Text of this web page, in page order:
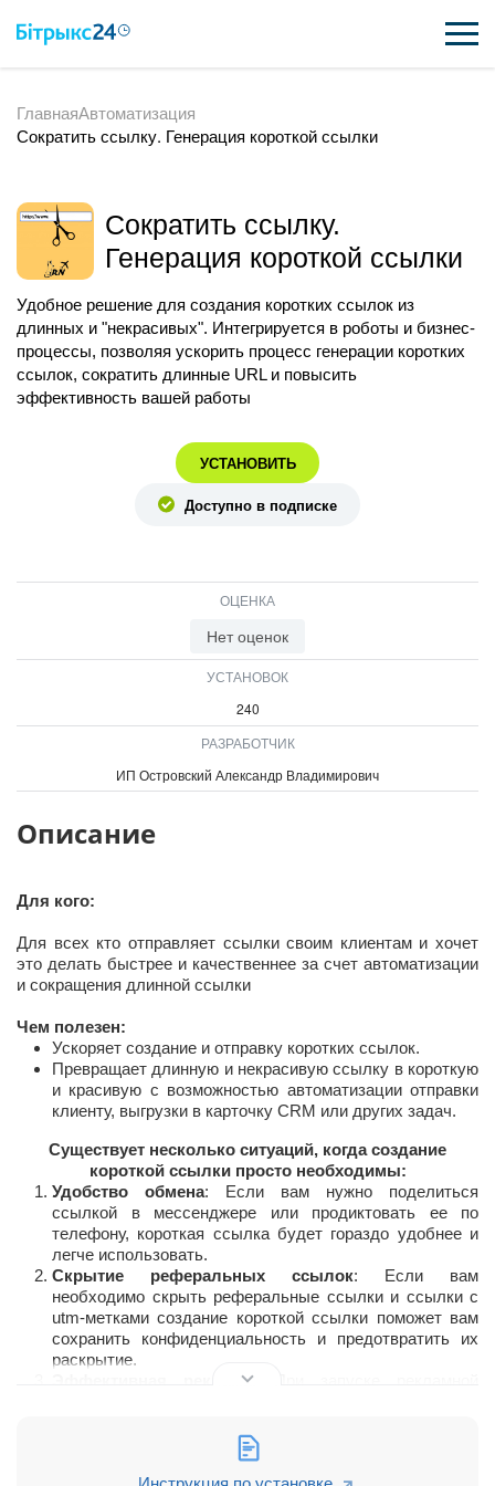
ВОЗМОЖНОСТИ
ИНТЕГРАЦИИ
ВНЕДРЕНИЕ
ПОЛЕЗНОЕ
ПОДДЕРЖКА
ПОЛУЧИТЬ БЕСПЛАТНО
ВХОД
ГлавнаяАвтоматизация
Сократить ссылку. Генерация короткой ссылки
Сократить ссылку.
Генерация короткой ссылки
Удобное решение для создания коротких ссылок из
длинных и "некрасивых". Интегрируется в роботы и бизнес-
процессы, позволяя ускорить процесс генерации коротких
ссылок, сократить длинные URL и повысить
эффективность вашей работы
УСТАНОВИТЬ
Доступно в подписке
ОЦЕНКА
Нет оценок
УСТАНОВОК
240
РАЗРАБОТЧИК
ИП Островский Александр Владимирович
Описание
Для кого:
Для всех кто отправляет ссылки своим клиентам и хочет
это делать быстрее и качественнее за счет автоматизации
и сокращения длинной ссылки
Чем полезен:
Ускоряет создание и отправку коротких ссылок.
Превращает длинную и некрасивую ссылку в короткую
и красивую с возможностью автоматизации отправки
клиенту, выгрузки в карточку CRM или других задач.
Существует несколько ситуаций, когда создание
короткой ссылки просто необходимы:
Удобство обмена: Если вам нужно поделиться
ссылкой в мессенджере или продиктовать ее по
телефону, короткая ссылка будет гораздо удобнее и
легче использовать.
Скрытие реферальных ссылок: Если вам
необходимо скрыть реферальные ссылки и ссылки с
utm-метками создание короткой ссылки поможет вам
сохранить конфиденциальность и предотвратить их
раскрытие.
Эффективная реклама: При запуске рекламной
привлечения внимания потребителей.
Ограничение символов: Если вам необходимо